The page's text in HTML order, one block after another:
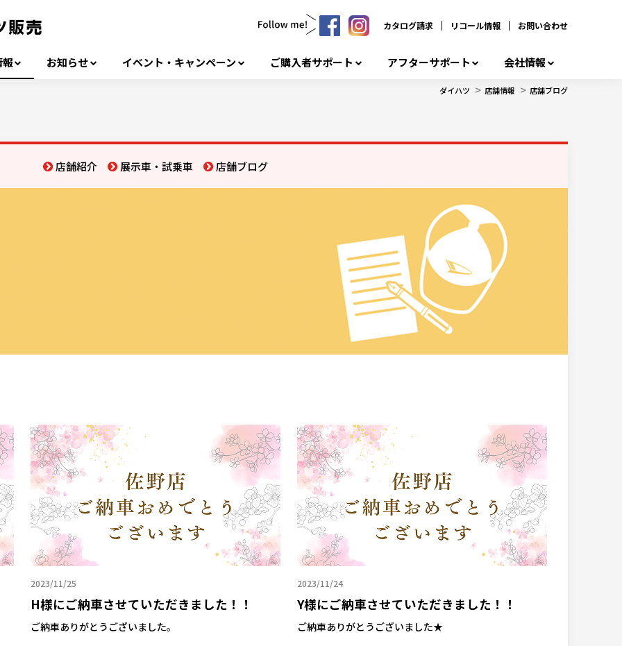
カタログ請求 リコール情報 お問い合わせ
お知らせ イベント・キャンペーン ご購入者サポート アフターサポート 会社情報
ダイハツ > 店舗情報 > 店舗ブログ
店舗紹介 展示車・試乗車 店舗ブログ
2023/11/25
H様にご納車させていただきました！！
ご納車ありがとうございました。
2023/11/24
Y様にご納車させていただきました！！
ご納車ありがとうございました★